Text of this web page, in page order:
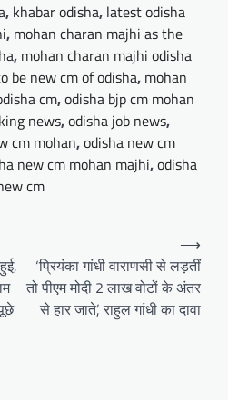
, khabar odisha, latest odisha
, mohan charan majhi as the
, mohan charan majhi odisha
be new cm of odisha, mohan
cm,odisha bjp cm mohan
news,odisha job news,
cm mohan,odisha new cm
new cm mohan majhi,odisha
cm
‘प्रियंका गांधी वाराणसी से लड़तीं
तो पीएम मोदी 2 लाख वोटों के अंतर
से हार जाते’, राहुल गांधी का दावा
⟶